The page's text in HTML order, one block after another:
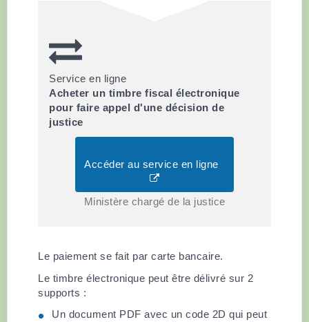
Service en ligne
Acheter un timbre fiscal électronique
pour faire appel d'une décision de
justice
Accéder au service en ligne
Ministère chargé de la justice
Le paiement se fait par carte bancaire.
Le timbre électronique peut être délivré sur 2
supports :
Un document PDF avec un code 2D qui peut